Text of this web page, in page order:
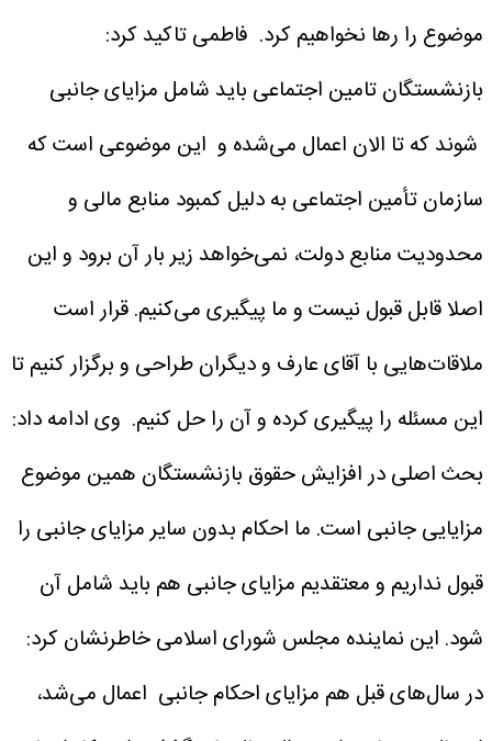
موضوع را رها نخواهیم کرد. فاطمی تاکید کرد:
بازنشستگان تامین اجتماعی باید شامل مزایای جانبی
شوند که تا الان اعمال می‌شده و این موضوعی است که
سازمان تأمین اجتماعی به دلیل کمبود منابع مالی و
محدودیت منابع دولت، نمی‌خواهد زیر بار آن برود و این
اصلا قابل قبول نیست و ما پیگیری می‌کنیم. قرار است
ملاقات‌هایی با آقای عارف و دیگران طراحی و برگزار کنیم تا
این مسئله را پیگیری کرده و آن را حل کنیم. وی ادامه داد:
بحث اصلی در افزایش حقوق بازنشستگان همین موضوع
مزایایی جانبی است. ما احکام بدون سایر مزایای جانبی را
قبول نداریم و معتقدیم مزایای جانبی هم باید شامل آن
شود. این نماینده مجلس شورای اسلامی خاطرنشان کرد:
در سال‌های قبل هم مزایای احکام جانبی اعمال می‌شد،